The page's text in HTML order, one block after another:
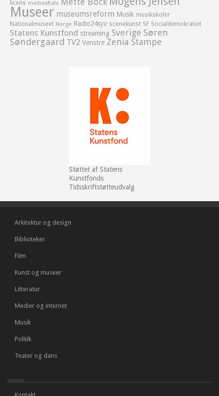
licens medieaftale
Museer museumsreform Musik musikskoler
Nationalmuseet Norge Radio24syv scenekunst SF Socialdemokratiet
Statens Kunstfond streaming Sverige Søren
Søndergaard TV2 Venstre Zenia Stampe
Støttet af Statens
Kunstfonds
Tidsskriftstøtteudvalg
Arkitektur og design
Biblioteker
Film
Kunst og museer
Litteratur
Medier og internet
Musik
Politik
Teater og dans